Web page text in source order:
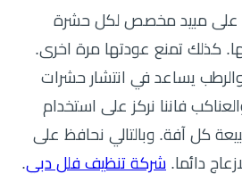
على مبيد مخصص لكل حشرة
كذلك تمنع عودتها مرة اخرى.
يساعد في انتشار حشرات
فاننا نركز على استخدام
كل آفة. وبالتالي نحافظ على
دائما. شركة تنظيف فلل دبي.